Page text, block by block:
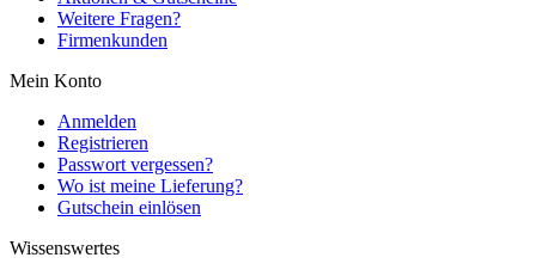
Weitere Fragen?
Firmenkunden
Mein Konto
Anmelden
Registrieren
Passwort vergessen?
Wo ist meine Lieferung?
Gutschein einlösen
Wissenswertes